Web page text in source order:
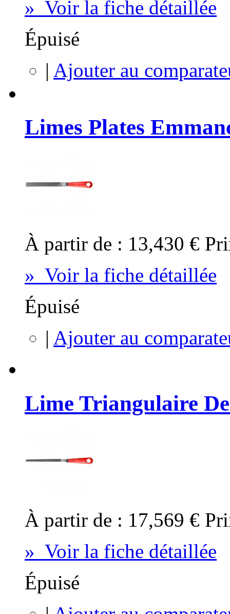
» Voir la fiche détaillée
Épuisé
| Ajouter au
Limes Plates
À partir de : 13,430 €
» Voir la fiche détaillée
Épuisé
| Ajouter au
Lime Triangulaire
À partir de : 17,569 €
» Voir la fiche détaillée
Épuisé